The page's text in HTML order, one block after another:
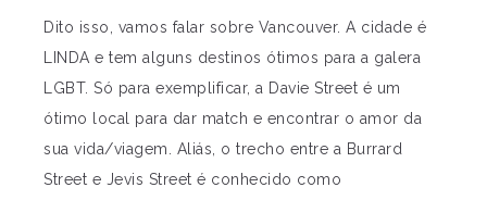
Dito isso, vamos falar sobre Vancouver. A cidade é
LINDA e tem alguns destinos ótimos para a galera
LGBT. Só para exemplificar, a Davie Street é um
ótimo local para dar match e encontrar o amor da
sua vida/viagem. Aliás, o trecho entre a Burrard
Street e Jevis Street é conhecido como